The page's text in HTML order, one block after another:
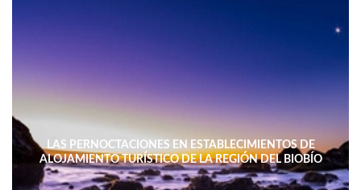
LAS PERNOCTACIONES EN ESTABLECIMIENTOS DE
ALOJAMIENTO TURÍSTICO DE LA REGIÓN DEL BIOBÍO
DISMINUYERON 15,4% INTERANUAL